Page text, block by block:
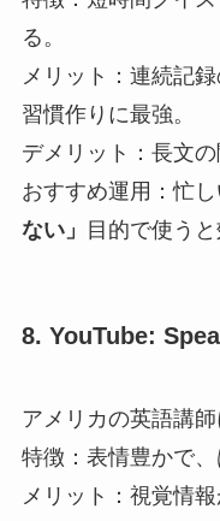
る。
メリット：連続記
習慣作りに最強。
デメリット：長文の
おすすめ運用：忙し
ない」 目的で使うと
8. YouTube:
アメリカの英語講師
特徴：表情豊かで、
メリット：視覚情